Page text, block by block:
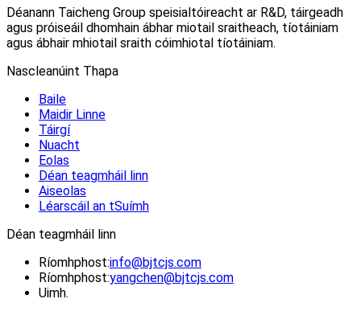
Déanann Taicheng Group speisialtóireacht ar R&D, táirgeadh
agus próiseáil dhomhain ábhar miotail sraitheach, tíotáiniam
agus ábhair mhiotail sraith cóimhiotal tíotáiniam.
Nascleanúint Thapa
Baile
Maidir Linne
Táirgí
Nuacht
Eolas
Déan teagmháil linn
Aiseolas
Léarscáil an tSuímh
Déan teagmháil linn
Ríomhphost:info@bjtcjs.com
Ríomhphost:yangchen@bjtcjs.com
Uimh.